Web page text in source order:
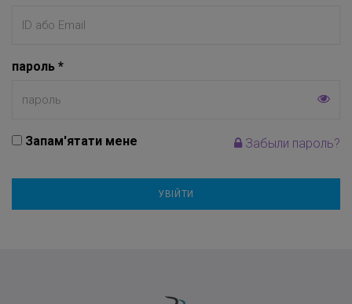
пароль *
Запам'ятати мене Забыли пароль?